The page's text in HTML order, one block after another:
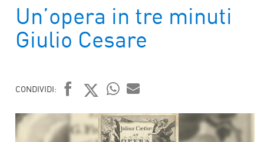
Un’opera in tre minuti
Giulio Cesare
CONDIVIDI:
FACEBOOK
TWITTER
WHATSAPP
MAIL